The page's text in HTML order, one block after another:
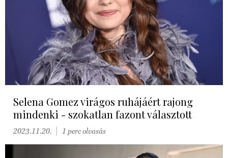
Selena Gomez virágos ruhájáért rajong
mindenki - szokatlan fazont választott
2023.11.20. 1 perc olvasás